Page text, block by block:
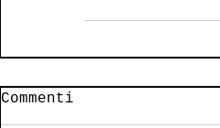
Commenti